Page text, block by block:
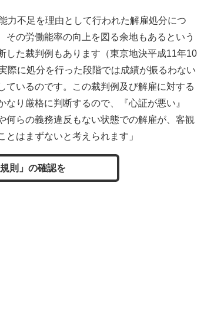
力不足を理由として行われた解雇処分につ
の労働能率の向上を図る余地もあるという
した裁判例もあります（東京地決平成11年10
際に処分を行った段階では成績が振るわない
いるのです。この裁判例及び解雇に対する
り厳格に判断するので、『心証が悪い』
何らの義務違反もない状態での解雇が、客観
はまずないと考えられます」
則」の確認を